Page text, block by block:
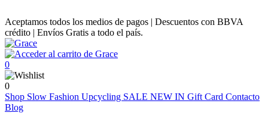
Aceptamos todos los medios de pagos | Descuentos con BBVA
crédito | Envíos Gratis a todo el país.
0
0
Shop Slow Fashion Upcycling SALE NEW IN Gift Card Contacto
Blog